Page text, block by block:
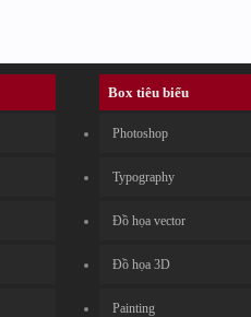
Box tiêu biểu
Photoshop
Typography
Đồ họa vector
Đồ họa 3D
Painting